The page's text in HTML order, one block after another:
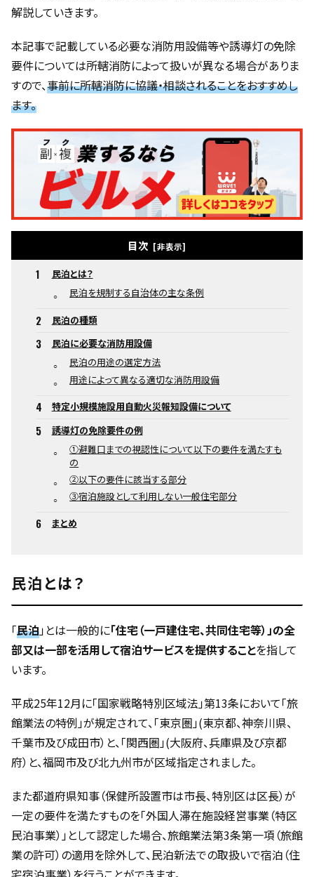
解説していきます。
本記事で記載している必要な消防用設備等や誘導灯の免除
要件については所轄消防によって扱いが異なる場合がありま
すので、事前に所轄消防に協議・相談されることをおすすめし
ます。
目次
民泊とは？
民泊を規制する自治体の主な条例
民泊の種類
民泊に必要な消防用設備
民泊の用途の選定方法
用途によって異なる適切な消防用設備
特定小規模施設用自動火災報知設備について
誘導灯の免除要件の例
①避難口までの視認性について以下の要件を満たすも
の
②以下の要件に該当する部分
③宿泊施設として利用しない一般住宅部分
まとめ
民泊とは？
「民泊」とは一般的に「住宅（一戸建住宅、共同住宅等）」の全
部又は一部を活用して宿泊サービスを提供することを指して
います。
平成25年12月に「国家戦略特別区域法」第13条において「旅
館業法の特例」が規定されて、「東京圏」(東京都、神奈川県、
千葉市及び成田市）と、「関西圏」(大阪府、兵庫県及び京都
府）と、福岡市及び北九州市が区域指定されました。
また都道府県知事（保健所設置市は市長、特別区は区長）が
一定の要件を満たすものを「外国人滞在施設経営事業（特区
民泊事業）」として認定した場合、旅館業法第3条第一項（旅館
業の許可）の適用を除外して、民泊新法での取扱いで宿泊（住